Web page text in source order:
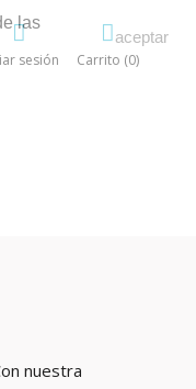
las
aceptar
sesión
Carrito (0)
nuestra